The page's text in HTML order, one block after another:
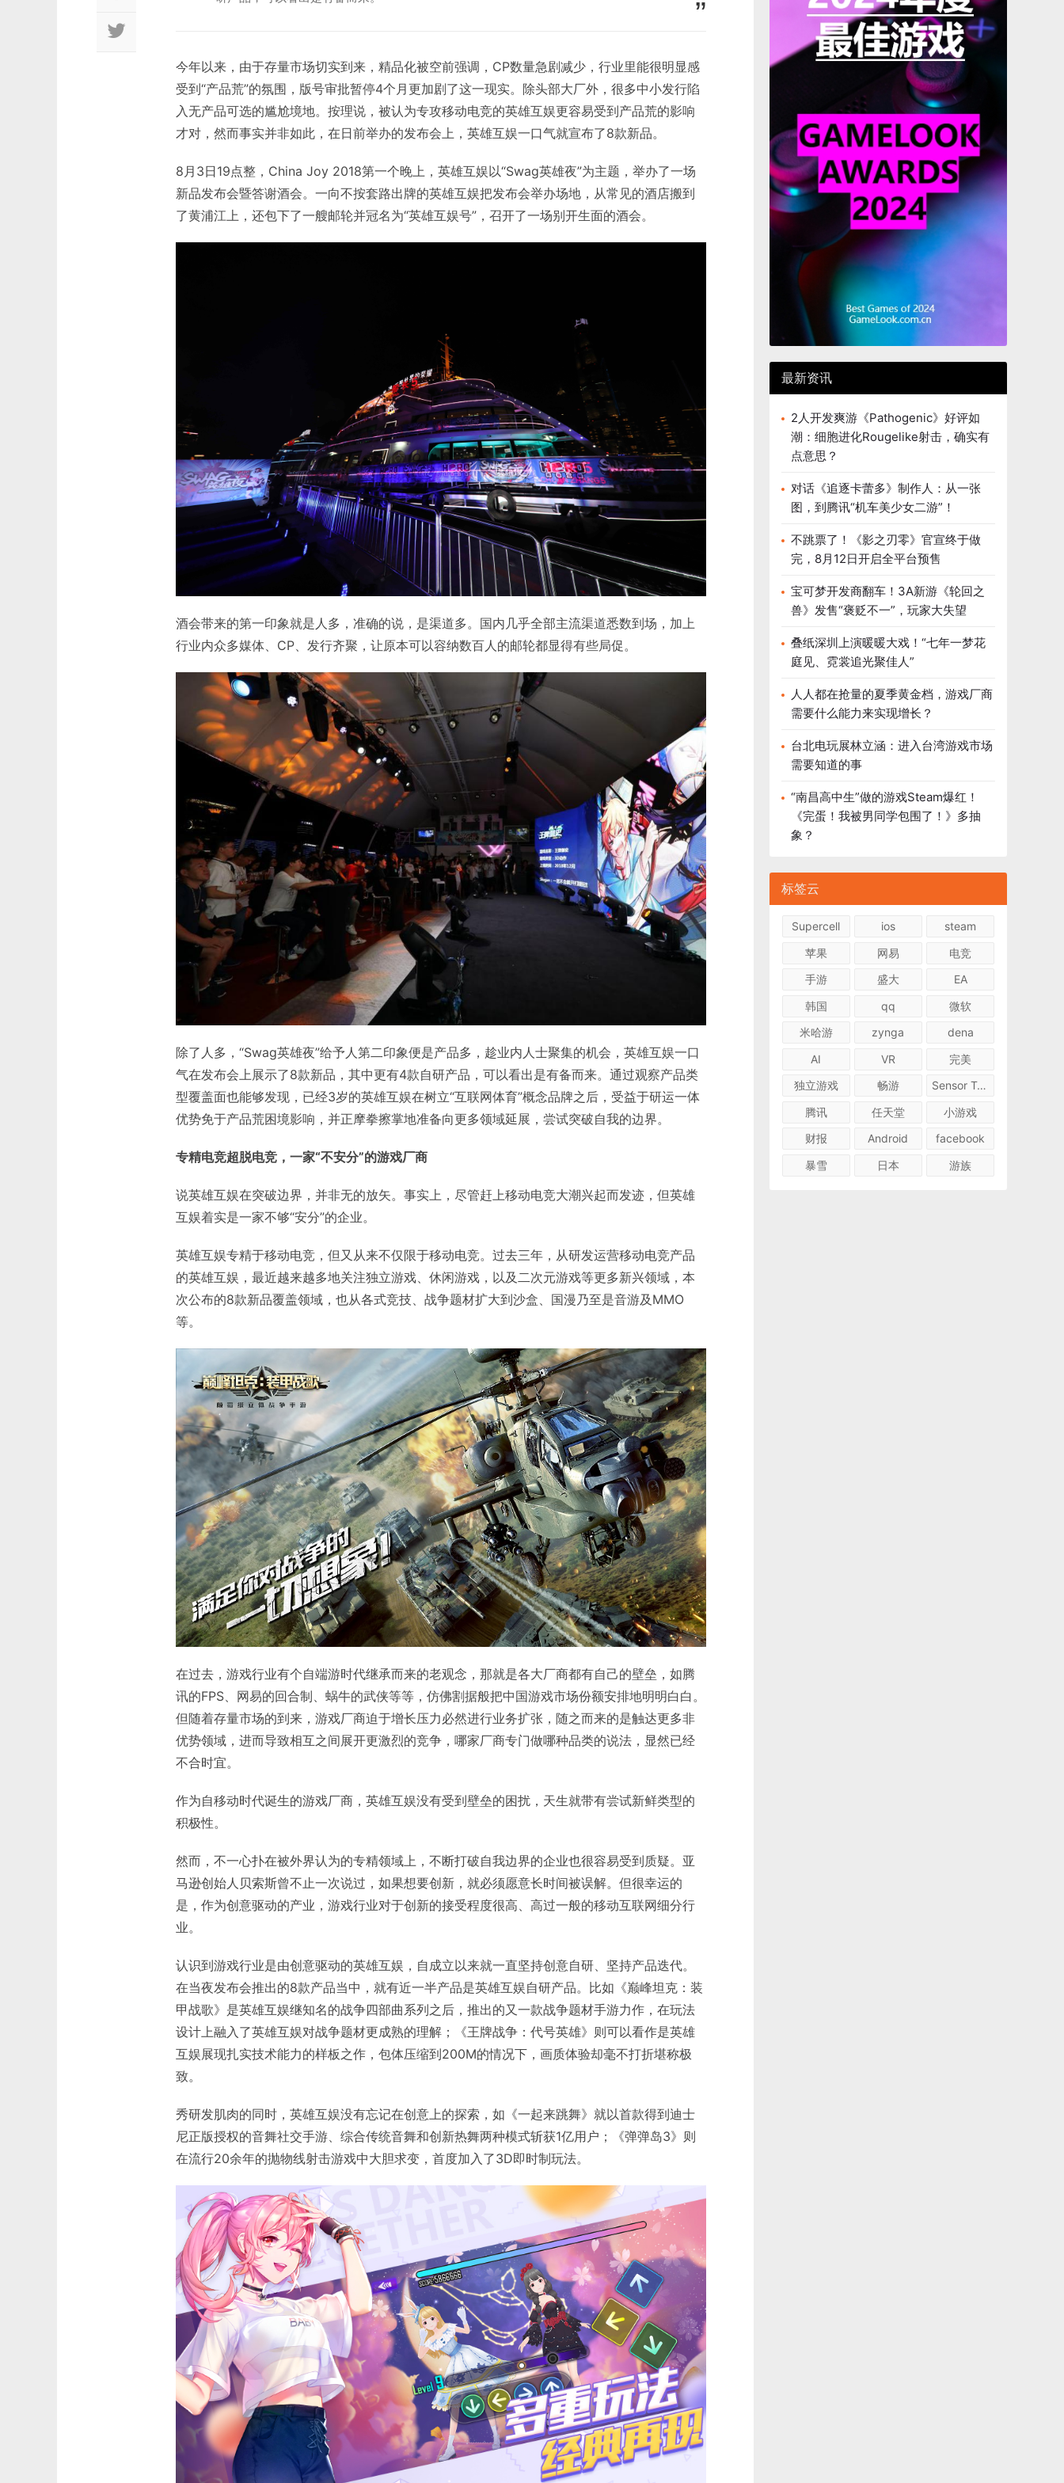
今年以来，由于存量市场切实到来，精品化被空前强调，CP数量急剧减少，行业里能很明显感
受到“产品荒”的氛围，版号审批暂停4个月更加剧了这一现实。除头部大厂外，很多中小发行陷
入无产品可选的尴尬境地。按理说，被认为专攻移动电竞的英雄互娱更容易受到产品荒的影响
才对，然而事实并非如此，在日前举办的发布会上，英雄互娱一口气就宣布了8款新品。
8月3日19点整，China Joy 2018第一个晚上，英雄互娱以“Swag英雄夜”为主题，举办了一场
新品发布会暨答谢酒会。一向不按套路出牌的英雄互娱把发布会举办场地，从常见的酒店搬到
了黄浦江上，还包下了一艘邮轮并冠名为“英雄互娱号”，召开了一场别开生面的酒会。
酒会带来的第一印象就是人多，准确的说，是渠道多。国内几乎全部主流渠道悉数到场，加上
行业内众多媒体、CP、发行齐聚，让原本可以容纳数百人的邮轮都显得有些局促。
除了人多，“Swag英雄夜”给予人第二印象便是产品多，趁业内人士聚集的机会，英雄互娱一口
气在发布会上展示了8款新品，其中更有4款自研产品，可以看出是有备而来。通过观察产品类
型覆盖面也能够发现，已经3岁的英雄互娱在树立“互联网体育”概念品牌之后，受益于研运一体
优势免于产品荒困境影响，并正摩拳擦掌地准备向更多领域延展，尝试突破自我的边界。
专精电竞超脱电竞，一家“不安分”的游戏厂商
说英雄互娱在突破边界，并非无的放矢。事实上，尽管赶上移动电竞大潮兴起而发迹，但英雄
互娱着实是一家不够“安分”的企业。
英雄互娱专精于移动电竞，但又从来不仅限于移动电竞。过去三年，从研发运营移动电竞产品
的英雄互娱，最近越来越多地关注独立游戏、休闲游戏，以及二次元游戏等更多新兴领域，本
次公布的8款新品覆盖领域，也从各式竞技、战争题材扩大到沙盒、国漫乃至是音游及MMO
等。
在过去，游戏行业有个自端游时代继承而来的老观念，那就是各大厂商都有自己的壁垒，如腾
讯的FPS、网易的回合制、蜗牛的武侠等等，仿佛割据般把中国游戏市场份额安排地明明白白。
但随着存量市场的到来，游戏厂商迫于增长压力必然进行业务扩张，随之而来的是触达更多非
优势领域，进而导致相互之间展开更激烈的竞争，哪家厂商专门做哪种品类的说法，显然已经
不合时宜。
作为自移动时代诞生的游戏厂商，英雄互娱没有受到壁垒的困扰，天生就带有尝试新鲜类型的
积极性。
然而，不一心扑在被外界认为的专精领域上，不断打破自我边界的企业也很容易受到质疑。亚
马逊创始人贝索斯曾不止一次说过，如果想要创新，就必须愿意长时间被误解。但很幸运的
是，作为创意驱动的产业，游戏行业对于创新的接受程度很高、高过一般的移动互联网细分行
业。
认识到游戏行业是由创意驱动的英雄互娱，自成立以来就一直坚持创意自研、坚持产品迭代。
在当夜发布会推出的8款产品当中，就有近一半产品是英雄互娱自研产品。比如《巅峰坦克：装
甲战歌》是英雄互娱继知名的战争四部曲系列之后，推出的又一款战争题材手游力作，在玩法
设计上融入了英雄互娱对战争题材更成熟的理解；《王牌战争：代号英雄》则可以看作是英雄
互娱展现扎实技术能力的样板之作，包体压缩到200M的情况下，画质体验却毫不打折堪称极
致。
秀研发肌肉的同时，英雄互娱没有忘记在创意上的探索，如《一起来跳舞》就以首款得到迪士
尼正版授权的音舞社交手游、综合传统音舞和创新热舞两种模式斩获1亿用户；《弹弹岛3》则
在流行20余年的抛物线射击游戏中大胆求变，首度加入了3D即时制玩法。
最新资讯
2人开发爽游《Pathogenic》好评如
潮：细胞进化Rougelike射击，确实有
点意思？
对话《追逐卡蕾多》制作人：从一张
图，到腾讯“机车美少女二游”！
不跳票了！《影之刃零》官宣终于做
完，8月12日开启全平台预售
宝可梦开发商翻车！3A新游《轮回之
兽》发售“褒贬不一”，玩家大失望
叠纸深圳上演暖暖大戏！“七年一梦花
庭见、霓裳追光聚佳人”
人人都在抢量的夏季黄金档，游戏厂商
需要什么能力来实现增长？
台北电玩展林立涵：进入台湾游戏市场
需要知道的事
“南昌高中生”做的游戏Steam爆红！
《完蛋！我被男同学包围了！》多抽
象？
标签云
Supercell ios
steam
苹果
网易
电竞
手游
盛大
EA
韩国
qq
微软
米哈游
zynga
dena
AI
VR
完美
独立游戏
畅游
Sensor Tower
腾讯
任天堂
小游戏
财报
Android
facebook
暴雪
日本 游族